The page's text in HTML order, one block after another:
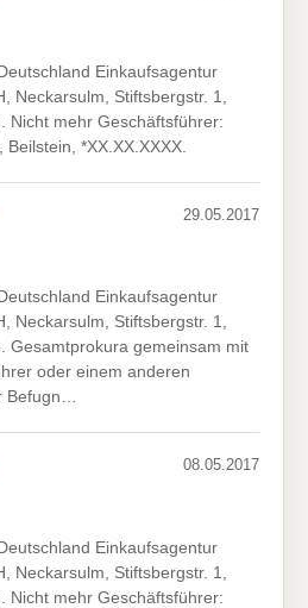
Einkaufsagentur
Neckarsulm, Stiftsbergstr. 1,
Nicht mehr Geschäftsführer:
*XX.XX.XXXX.
29.05.2017
Einkaufsagentur
Neckarsulm, Stiftsbergstr. 1,
Gesamtprokura gemeinsam mit
oder einem anderen
Befugn…
08.05.2017
Einkaufsagentur
Neckarsulm, Stiftsbergstr. 1,
Nicht mehr Geschäftsführer: